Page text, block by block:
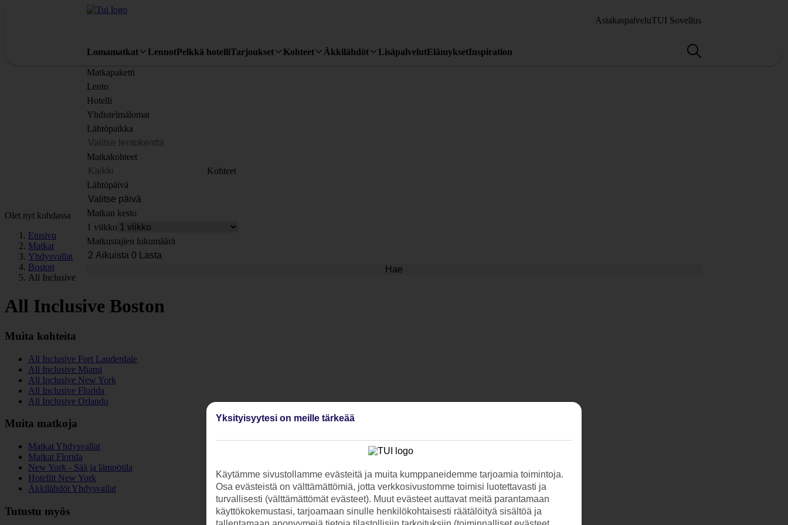
AsiakaspalveluTUI Sovellus
Lomamatkat LennotPelkkä hotelliTarjoukset Kohteet Äkkilähdöt LisäpalvelutElämyksetInspiration
Matkapaketti
Lento
Hotelli
Yhdistelmälomat
Lähtöpaikka
Matkakohteet
Kohteet
Lähtöpäivä
Matkan kesto
1 viikko
Matkustajien lukumäärä
Hae
Olet nyt kohdassa
Etusivu
Matkat
Yhdysvallat
Boston
All Inclusive
All Inclusive Boston
Muita kohteita
All Inclusive Fort Lauderdale
All Inclusive Miami
All Inclusive New York
All Inclusive Florida
All Inclusive Orlando
Muita matkoja
Matkat Yhdysvallat
Matkat Florida
New York - Sää ja lämpötila
Hotellit New York
Äkkilähdöt Yhdysvallat
Tutustu myös
Yksityisyytesi on meille tärkeää
Käytämme sivustollamme evästeitä ja muita kumppaneidemme tarjoamia toimintoja.
Osa evästeistä on välttämättömiä, jotta verkkosivustomme toimisi luotettavasti ja
turvallisesti (välttämättömät evästeet). Muut evästeet auttavat meitä parantamaan
käyttökokemustasi, tarjoamaan sinulle henkilökohtaisesti räätälöityä sisältöä ja